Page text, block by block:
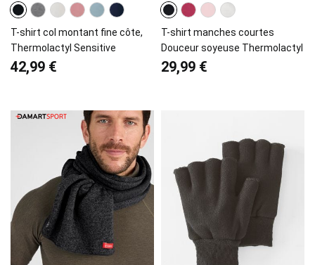
T-shirt col montant fine côte,
Thermolactyl Sensitive
42,99 €
T-shirt manches courtes
Douceur soyeuse Thermolactyl
29,99 €